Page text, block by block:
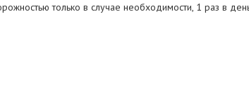
только в случае необходимости, 1 раз в